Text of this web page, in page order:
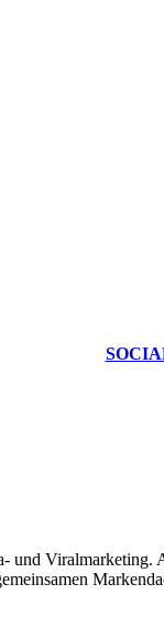
Viralmarketing.